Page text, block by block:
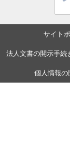
サイト
法人文書の開示手続
個人情報の